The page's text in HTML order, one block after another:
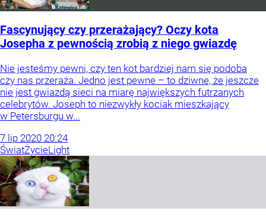
Fascynujący czy przerażający? Oczy kota
Josepha z pewnością zrobią z niego gwiazdę
Nie jesteśmy pewni, czy ten kot bardziej nam się podoba
czy nas przeraża. Jedno jest pewne – to dziwne, że jeszcze
nie jest gwiazdą sieci na miarę największych futrzanych
celebrytów. Joseph to niezwykły kociak mieszkający
w Petersburgu w...
7 lip 2020 20:24
ŚwiatŻycieLight